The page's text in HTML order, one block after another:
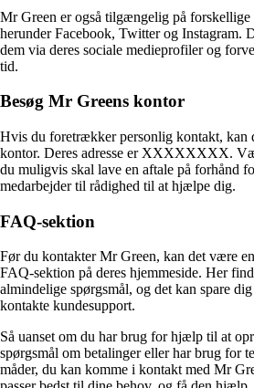
Mr Green er også tilgængelig på forskellige
herunder Facebook, Twitter og Instagram.
dem via deres sociale medieprofiler og
tid.
Besøg Mr Greens kontor
Hvis du foretrækker personlig kontakt, kan
kontor. Deres adresse er XXXXXXXX.
du muligvis skal lave en aftale på forhånd
medarbejder til rådighed til at hjælpe dig.
FAQ-sektion
Før du kontakter Mr Green, kan det være
FAQ-sektion på deres hjemmeside. Her
almindelige spørgsmål, og det kan spare
kontakte kundesupport.
Så uanset om du har brug for hjælp til at
spørgsmål om betalinger eller har brug for
måder, du kan komme i kontakt med Mr